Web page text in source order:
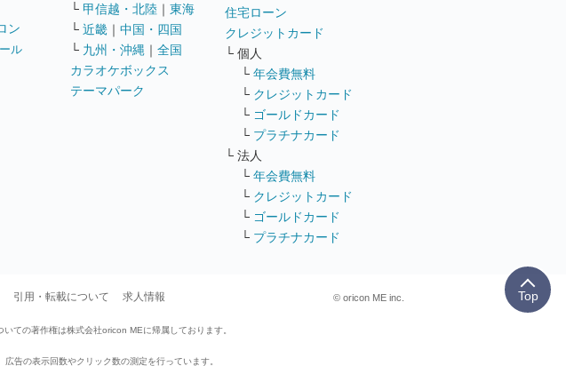
ン
ル
└ 甲信越・北陸 ｜ 東海
└ 近畿 ｜ 中国・四国
└ 九州・沖縄 ｜ 全国
カラオケボックス
テーマパーク
住宅ローン
クレジットカード
└ 個人
└ 年会費無料
└ クレジットカード
└ ゴールドカード
└ プラチナカード
└ 法人
└ 年会費無料
└ クレジットカード
└ ゴールドカード
└ プラチナカード
引用・転載について 求人情報 © oricon ME inc.
ての著作権は株式会社oricon MEに帰属しております。
告の表示回数やクリック数の測定を行っています。
Top